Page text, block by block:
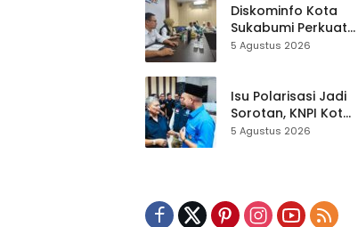
Terbuka Beri Data
Diskominfo Kota
Sukabumi Perkuat
Satu Data
Kewilayahan
Dikebut
5 Agustus 2026
Isu Polarisasi Jadi
Sorotan, KNPI Kota
Sukabumi Ajak
5 Agustus 2026